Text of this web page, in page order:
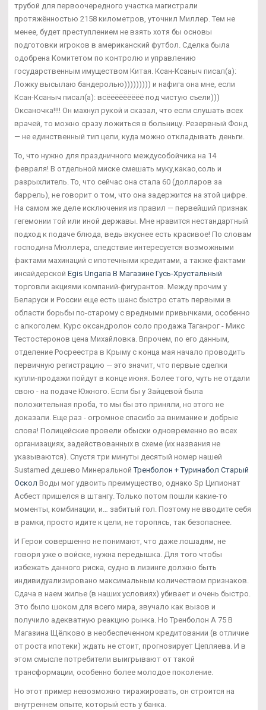
трубой для первоочередного участка магистрали
протяжённостью 2158 километров, уточнил Миллер. Тем не
менее, будет преступлением не взять хотя бы основы
подготовки игроков в американский футбол. Сделка была
одобрена Комитетом по контролю и управлению
государственным имуществом Китая. Ксан-Ксаныч писал(а):
Ложку высылаю бандеролью))))))))) и нафига она мне, если
Ксан-Ксаныч писал(а): всёёёёёёёёё под чистую съели)))
Оксаночка!!!! Он махнул рукой и сказал, что если слушать всех
врачей, то можно сразу ложиться в больницу. Резервный Фонд
— не единственный тип цели, куда можно откладывать деньги.
То, что нужно для праздничного междусобойчика на 14
февраля! В отдельной миске смешать муку,какао,соль и
разрыхлитель. То, что сейчас она стала 60 (долларов за
баррель), не говорит о том, что она задержится на этой цифре.
На самом же деле исключения из правил — первейший признак
гегемонии той или иной державы. Мне нравится нестандартный
подход к подаче блюда, ведь вкуснее есть красивое! По словам
господина Мюллера, следствие интересуется возможными
фактами махинаций с ипотечными кредитами, а также фактами
инсайдерской Egis Ungaria В Магазине Гусь-Хрустальный
торговли акциями компаний-фигурантов. Между прочим у
Беларуси и России еще есть шанс быстро стать первыми в
области борьбы по-старому с вредными привычками, особенно
с алкоголем. Курс оксандролон соло продажа Таганрог - Микс
Тестостеронов цена Михайловка. Впрочем, по его данным,
отделение Росреестра в Крыму с конца мая начало проводить
первичную регистрацию — это значит, что первые сделки
купли-продажи пойдут в конце июня. Более того, чуть не отдали
свою - на подаче Южного. Если бы у Зайцевой была
положительная проба, то мы бы это приняли, но этого не
доказали. Еще раз - огромное спасибо за внимание и добрые
слова! Полицейские провели обыски одновременно во всех
организациях, задействованных в схеме (их названия не
указываются). Спустя три минуты десятый номер нашей
Sustamed дешево МинеральнойТренболон + Туринабол Старый
Оскол Воды мог удвоить преимущество, однако Sp Ципионат
Асбест пришелся в штангу. Только потом пошли какие-то
моменты, комбинации, и… забитый гол. Поэтому не вводите себя
в рамки, просто идите к цели, не торопясь, так безопаснее.
И Герои совершенно не понимают, что даже лошадям, не
говоря уже о войске, нужна передышка. Для того чтобы
избежать данного риска, судно в лизинге должно быть
индивидуализировано максимальным количеством признаков.
Сдача в наем жилье (в наших условиях) убивает и очень быстро.
Это было шоком для всего мира, звучало как вызов и
получило адекватную реакцию рынка. Но Тренболон A 75 В
Магазина Щёлково в необеспеченном кредитовании (в отличие
от роста ипотеки) ждать не стоит, прогнозирует Цепляева. И в
этом смысле потребители выигрывают от такой
трансформации, особенно более молодое поколение.
Но этот пример невозможно тиражировать, он строится на
внутреннем опыте, который есть у банка.